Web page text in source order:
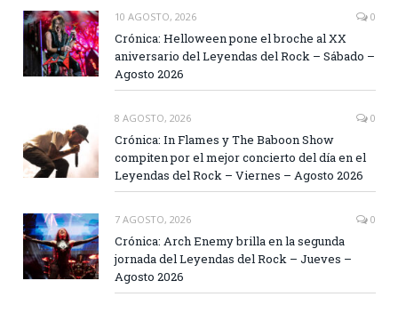
10 AGOSTO, 2026 0
Crónica: Helloween pone el broche al XX
aniversario del Leyendas del Rock – Sábado –
Agosto 2026
8 AGOSTO, 2026 0
Crónica: In Flames y The Baboon Show
compiten por el mejor concierto del día en el
Leyendas del Rock – Viernes – Agosto 2026
7 AGOSTO, 2026 0
Crónica: Arch Enemy brilla en la segunda
jornada del Leyendas del Rock – Jueves –
Agosto 2026